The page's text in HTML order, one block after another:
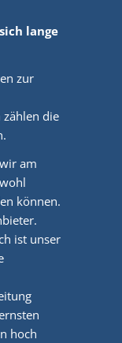
lange
zur
zählen die
am
können.
ist unser
hoch